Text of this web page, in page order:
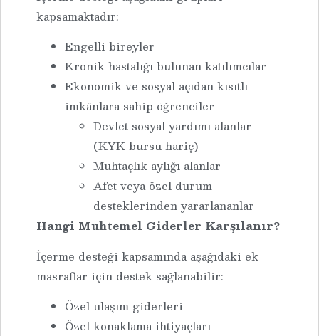
kapsamaktadır:
Engelli bireyler
Kronik hastalığı bulunan katılımcılar
Ekonomik ve sosyal açıdan kısıtlı
imkânlara sahip öğrenciler
Devlet sosyal yardımı alanlar
(KYK bursu hariç)
Muhtaçlık aylığı alanlar
Afet veya özel durum
desteklerinden yararlananlar
Hangi Muhtemel Giderler Karşılanır?
İçerme desteği kapsamında aşağıdaki ek
masraflar için destek sağlanabilir:
Özel ulaşım giderleri
Özel konaklama ihtiyaçları